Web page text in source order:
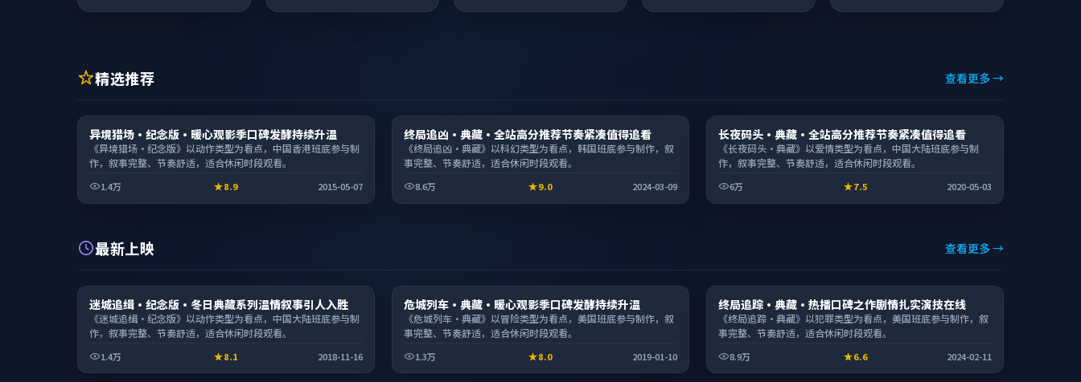
精选推荐 查看更多 →
综艺 1:56:17
异境猎场·纪念版·暖心观影季口碑发酵持续升温
《异境猎场·纪念版》以动作类型为看点，中国香港班底参与制
作，叙事完整、节奏舒适，适合休闲时段观看。
1.4万 8.9 2015-05-07
电视剧 1:30:37
终局追凶·典藏·全站高分推荐节奏紧凑值得追看
《终局追凶·典藏》以科幻类型为看点，韩国班底参与制作，叙
事完整、节奏舒适，适合休闲时段观看。
8.6万 9.0 2024-03-09
电视剧 2:33:01
长夜码头·典藏·全站高分推荐节奏紧凑值得追看
《长夜码头·典藏》以爱情类型为看点，中国大陆班底参与制
作，叙事完整、节奏舒适，适合休闲时段观看。
6万 7.5 2020-05-03
最新上映 查看更多 →
电视剧 1:32:54
迷城追缉·纪念版·冬日典藏系列温情叙事引人入胜
《迷城追缉·纪念版》以动作类型为看点，中国大陆班底参与制
作，叙事完整、节奏舒适，适合休闲时段观看。
1.4万 8.1 2018-11-16
电视剧
危城列车·典藏·暖心观影季口碑发酵持续升温
《危城列车·典藏》以冒险类型为看点，美国班底参与制作，叙
事完整、节奏舒适，适合休闲时段观看。
1.3万 8.0 2019-01-10
动漫 1:51:15
终局追踪·典藏·热播口碑之作剧情扎实演技在线
《终局追踪·典藏》以犯罪类型为看点，美国班底参与制作，叙
事完整、节奏舒适，适合休闲时段观看。
8.9万 6.6 2024-02-11